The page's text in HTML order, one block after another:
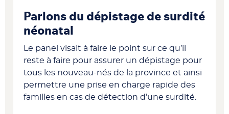
Parlons du dépistage de surdité
néonatal
Le panel visait à faire le point sur ce qu’il
reste à faire pour assurer un dépistage pour
tous les nouveau-nés de la province et ainsi
permettre une prise en charge rapide des
familles en cas de détection d’une surdité.